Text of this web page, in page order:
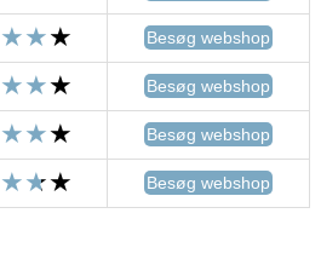
Besøg webshop
Besøg webshop
Besøg webshop
Besøg webshop